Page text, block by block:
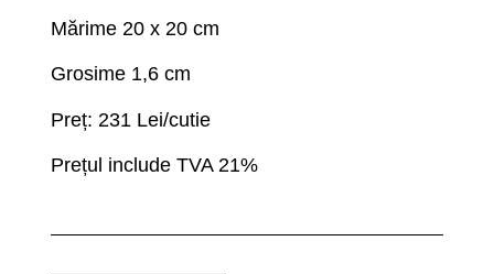
Mărime 20 x 20 cm
Grosime 1,6 cm
Preț: 231 Lei/cutie
Prețul include TVA 21%